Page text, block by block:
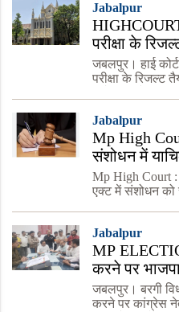
गया हैं। वही इस
Jabalpur
परीक्षा के
लगाई रोक :
और कर्मचारी
जबलपुर। हाई
परीक्षा के रिजल्ट
मिश्रा की यु
Jabalpur
Mp High
संशोधन में
रजिस्ट्री
मिलीभगत से
आशंका
Mp High Court :
एक्ट में संशोधन को
न्यायाधीश रवि
Jabalpur
MP
करने पर
कांग्रेस नेता
जबलपुर। बरगी
करने पर कांग्रेस